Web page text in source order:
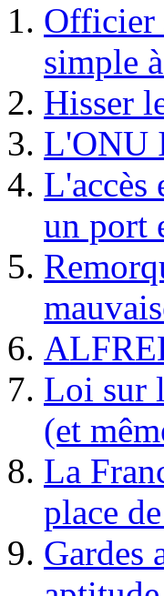
Officier
simple
Hisser
L'ONU
L'accès
un port
Loi sur
(et
La
place
Gardes